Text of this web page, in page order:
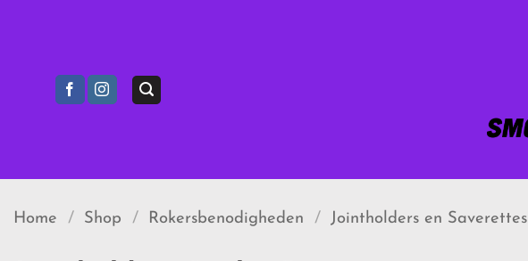
Home / Shop / Rokersbenodigheden / Jointholders en Saverettes